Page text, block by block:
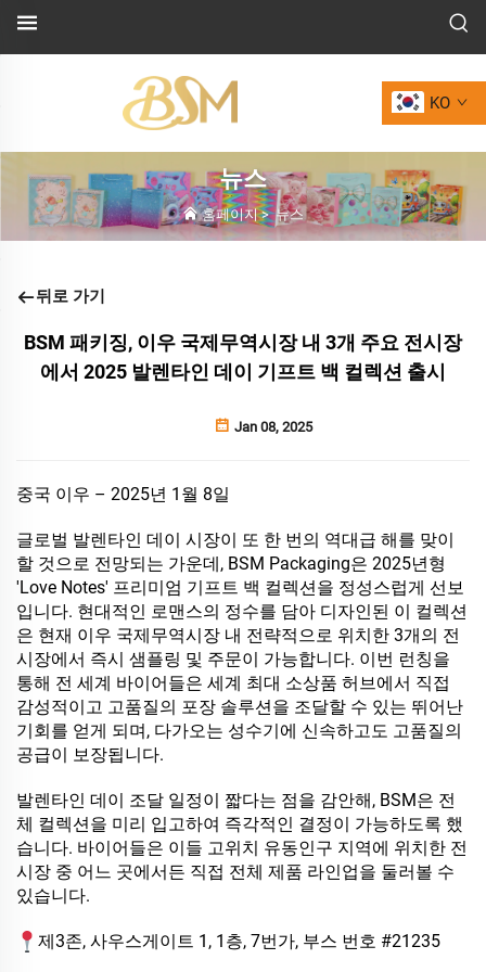
KO
뉴스
홈페이지>뉴스
뒤로 가기
BSM 패키징, 이우 국제무역시장 내 3개 주요 전시장
에서 2025 발렌타인 데이 기프트 백 컬렉션 출시
Jan 08, 2025
중국 이우 – 2025년 1월 8일
글로벌 발렌타인 데이 시장이 또 한 번의 역대급 해를 맞이
할 것으로 전망되는 가운데, BSM Packaging은 2025년형
'Love Notes' 프리미엄 기프트 백 컬렉션을 정성스럽게 선보
입니다. 현대적인 로맨스의 정수를 담아 디자인된 이 컬렉션
은 현재 이우 국제무역시장 내 전략적으로 위치한 3개의 전
시장에서 즉시 샘플링 및 주문이 가능합니다. 이번 런칭을
통해 전 세계 바이어들은 세계 최대 소상품 허브에서 직접
감성적이고 고품질의 포장 솔루션을 조달할 수 있는 뛰어난
기회를 얻게 되며, 다가오는 성수기에 신속하고도 고품질의
공급이 보장됩니다.
발렌타인 데이 조달 일정이 짧다는 점을 감안해, BSM은 전
체 컬렉션을 미리 입고하여 즉각적인 결정이 가능하도록 했
습니다. 바이어들은 이들 고위치 유동인구 지역에 위치한 전
시장 중 어느 곳에서든 직접 전체 제품 라인업을 둘러볼 수
있습니다.
제3존, 사우스게이트 1, 1층, 7번가, 부스 번호 #21235